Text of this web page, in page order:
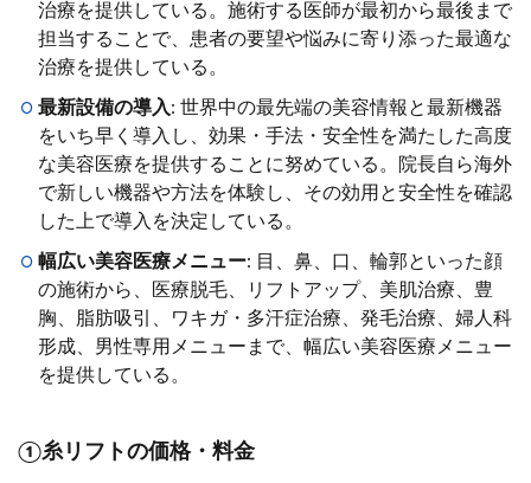
治療を提供している。施術する医師が最初から最後まで
担当することで、患者の要望や悩みに寄り添った最適な
治療を提供している。
最新設備の導入: 世界中の最先端の美容情報と最新機器
をいち早く導入し、効果・手法・安全性を満たした高度
な美容医療を提供することに努めている。院長自ら海外
で新しい機器や方法を体験し、その効用と安全性を確認
した上で導入を決定している。
幅広い美容医療メニュー: 目、鼻、口、輪郭といった顔
の施術から、医療脱毛、リフトアップ、美肌治療、豊
胸、脂肪吸引、ワキガ・多汗症治療、発毛治療、婦人科
形成、男性専用メニューまで、幅広い美容医療メニュー
を提供している。
①糸リフトの価格・料金